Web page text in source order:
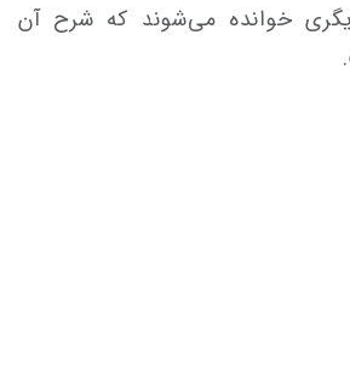
خوانده می‌شوند که شرح آن